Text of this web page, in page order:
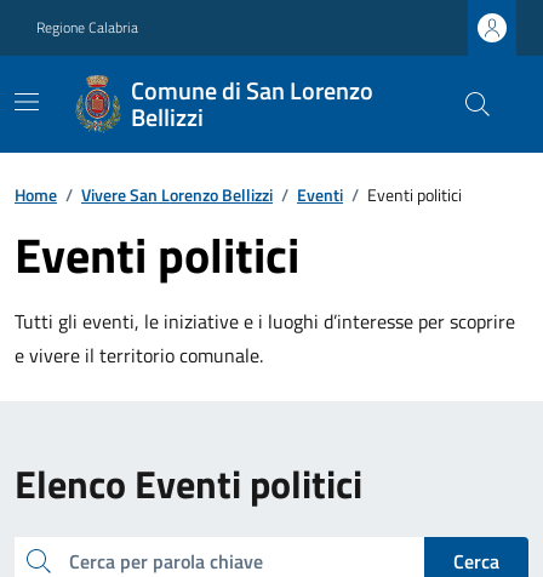
Regione Calabria
Comune di San Lorenzo
Bellizzi
Home / Vivere San Lorenzo Bellizzi / Eventi / Eventi politici
Eventi politici
Tutti gli eventi, le iniziative e i luoghi d’interesse per scoprire
e vivere il territorio comunale.
Elenco Eventi politici
cerca
Cerca